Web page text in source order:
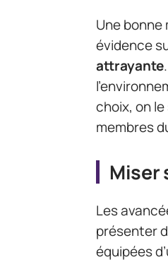
Une bonne
évidence
attrayante
choix, on
membres
Miser
Les
présenter
équipées